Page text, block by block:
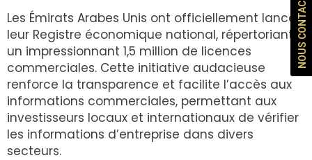
Les Émirats Arabes Unis ont officiellement lancé
leur Registre économique national, répertoriant
un impressionnant 1,5 million de licences
commerciales. Cette initiative audacieuse
renforce la transparence et facilite l’accès aux
informations commerciales, permettant aux
investisseurs locaux et internationaux de vérifier
les informations d’entreprise dans divers
secteurs.
NOUS CONTACTER